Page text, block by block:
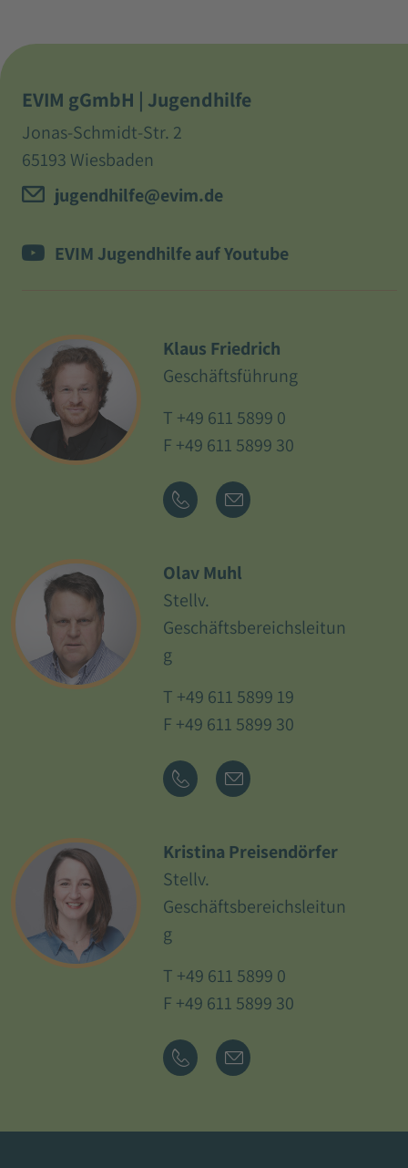
EVIM gGmbH | Jugendhilfe
Jonas-Schmidt-Str. 2
65193 Wiesbaden
jugendhilfe@evim.de
EVIM Jugendhilfe auf Youtube
Klaus Friedrich
Geschäftsführung
T +49 611 5899 0
F +49 611 5899 30
Olav Muhl
Stellv.
Geschäftsbereichsleitun
g
T +49 611 5899 19
F +49 611 5899 30
Kristina Preisendörfer
Stellv.
Geschäftsbereichsleitun
g
T +49 611 5899 0
F +49 611 5899 30